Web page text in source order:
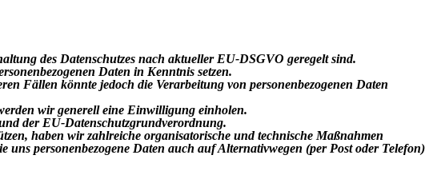
des Datenschutzes nach aktueller EU-DSGVO geregelt sind.
Daten in Kenntnis setzen.
Fällen könnte jedoch die Verarbeitung von personenbezogenen Daten
wir generell eine Einwilligung einholen.
der EU-Datenschutzgrundverordnung.
haben wir zahlreiche organisatorische und technische Maßnahmen
personenbezogene Daten auch auf Alternativwegen (per Post oder Telefon)